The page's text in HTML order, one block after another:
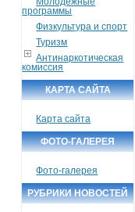
программы
Физкультура и спорт
Туризм
Антинаркотическая
комиссия
КАРТА САЙТА
Карта сайта
ФОТО-ГАЛЕРЕЯ
Фото-галерея
РУБРИКИ НОВОСТЕЙ